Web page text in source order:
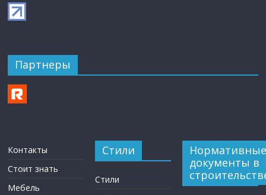
Партнеры
Контакты
Стоит знать
Мебель
Стили
Стили
Нормативные
документы в